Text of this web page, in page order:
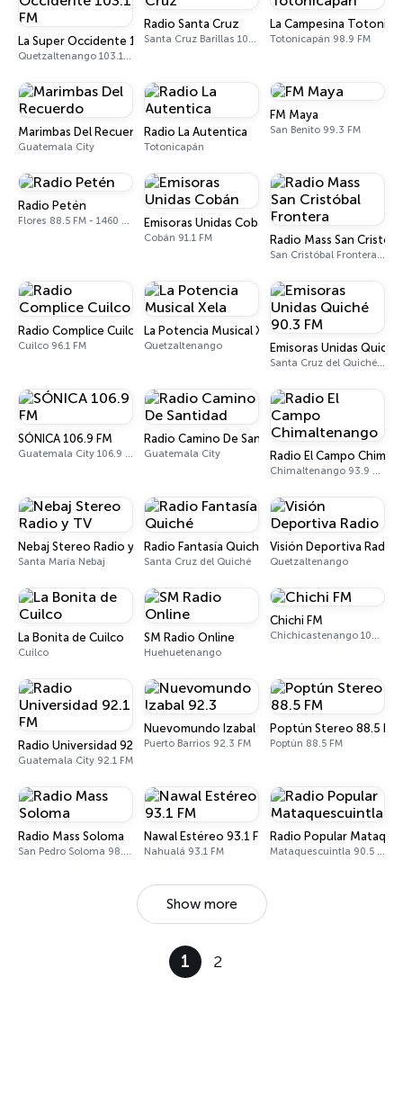
La Super Occidente 103.1 FM
Quetzaltenango 103.1 FM
Radio Santa Cruz
Santa Cruz Barillas 106.5 FM
La Campesina
Totonicapán 98.9 FM
Marimbas Del Recuerdo
Guatemala City
Radio La Autentica
Totonicapán
FM Maya
San Benito 99.3 FM
Radio Petén
Flores 88.5 FM - 1460 AM Emisoras Unidas Cobán
Cobán 91.1 FM Radio Mass San
San Cristóbal Frontera 98.9 FM
Radio Complice Cuilco
Cuilco 96.1 FM
La Potencia Musical Xela
Quetzaltenango Emisoras Unidas
Santa Cruz del Quiché 90.3 FM
SÓNICA 106.9 FM
Guatemala City 106.9 FM
Radio Camino De Santidad
Guatemala City Radio El Campo
Chimaltenango 93.9 FM
Nebaj Stereo Radio y TV
Santa María Nebaj
Radio Fantasía Quiché
Santa Cruz del Quiché
Visión Deportiva Radio
Quetzaltenango
La Bonita de Cuilco
Cuilco
SM Radio Online
Huehuetenango
Chichi FM
Chichicastenango 103.1 FM
Radio Universidad 92.1 FM
Guatemala City 92.1 FM
Nuevomundo Izabal 92.3
Puerto Barrios 92.3 FM
Poptún Stereo 88.5 FM
Poptún 88.5 FM
Radio Mass Soloma
San Pedro Soloma 98.9 FM
Nawal Estéreo 93.1 FM
Nahualá 93.1 FM
Radio Popular
Mataquescuintla 90.5 FM
Show more
1 2